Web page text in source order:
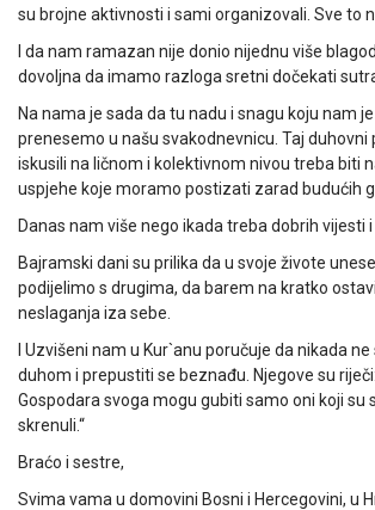
su brojne aktivnosti i sami organizovali. Sve to
I da nam ramazan nije donio nijednu više
dovoljna da imamo razloga sretni dočekati
Na nama je sada da tu nadu i snagu koju nam
prenesemo u našu svakodnevnicu. Taj duhovni
iskusili na ličnom i kolektivnom nivou treba biti
uspjehe koje moramo postizati zarad budućih
Danas nam više nego ikada treba dobrih vijesti
Bajramski dani su prilika da u svoje živote
podijelimo s drugima, da barem na kratko
neslaganja iza sebe.
I Uzvišeni nam u Kur`anu poručuje da nikada
duhom i prepustiti se beznađu. Njegove su
Gospodara svoga mogu gubiti samo oni koji su
skrenuli.“
Braćo i sestre,
Svima vama u domovini Bosni i Hercegovini, u